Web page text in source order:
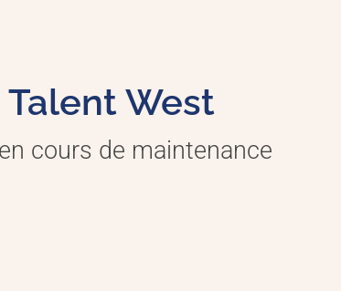
Talent West
cours de maintenance